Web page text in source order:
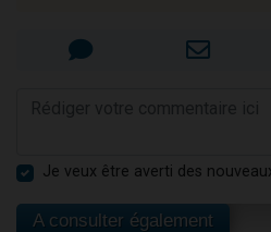
Je veux être averti des
A consulter également